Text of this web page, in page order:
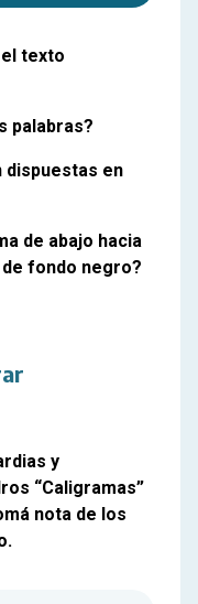
texto
palabras?
dispuestas en
de abajo hacia
fondo negro?
y
“Caligramas”
nota de los